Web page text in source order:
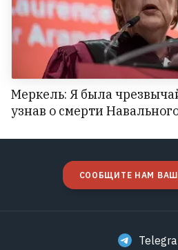
Меркель: Я была
узнав о смерти
СООБЩИТЕ НАМ